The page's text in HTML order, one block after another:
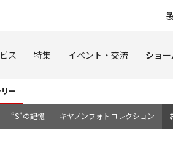
ス 特集 イベント・交流 ショ
ー
“S”の記憶 キヤノンフォトコレクション